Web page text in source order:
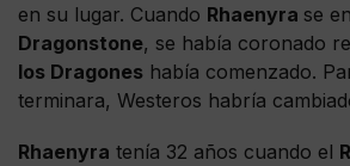
en su lugar. Cuando Rhaenyra se
Dragonstone, se había coronado
los Dragones había comenzado.
terminara, Westeros habría
Rhaenyra tenía 32 años cuando el